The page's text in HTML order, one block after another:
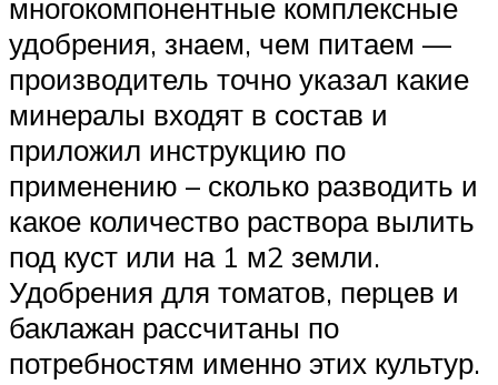
многокомпонентные комплексные
удобрения, знаем, чем питаем —
производитель точно указал какие
минералы входят в состав и
приложил инструкцию по
применению – сколько разводить и
какое количество раствора вылить
под куст или на 1 м2 земли.
Удобрения для томатов, перцев и
баклажан рассчитаны по
потребностям именно этих культур.